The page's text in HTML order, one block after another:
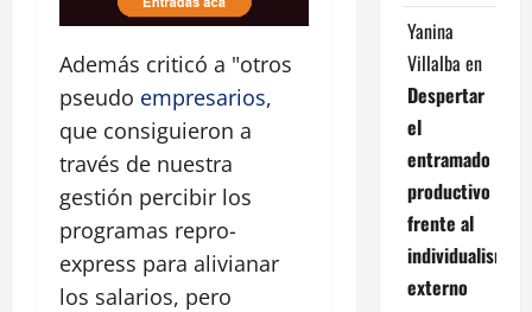
Además criticó a "otros
pseudo empresarios,
que consiguieron a
través de nuestra
gestión percibir los
programas repro-
express para alivianar
los salarios, pero
Yanina
Villalba en
Despertar
el
entramado
productivo
frente al
individualismo
externo